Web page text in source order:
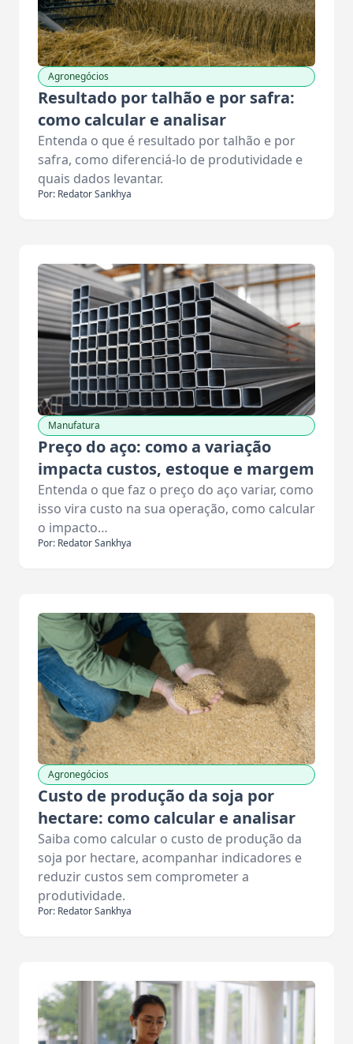
Agronegócios
Resultado por talhão e por safra:
como calcular e analisar
Entenda o que é resultado por talhão e por
safra, como diferenciá-lo de produtividade e
quais dados levantar.
Por: Redator Sankhya
Manufatura
Preço do aço: como a variação
impacta custos, estoque e margem
Entenda o que faz o preço do aço variar, como
isso vira custo na sua operação, como calcular
o impacto…
Por: Redator Sankhya
Agronegócios
Custo de produção da soja por
hectare: como calcular e analisar
Saiba como calcular o custo de produção da
soja por hectare, acompanhar indicadores e
reduzir custos sem comprometer a
produtividade.
Por: Redator Sankhya